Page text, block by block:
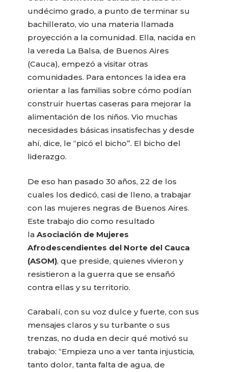
undécimo grado, a punto de terminar su
bachillerato, vio una materia llamada
proyección a la comunidad. Ella, nacida en
la vereda La Balsa, de Buenos Aires
(Cauca), empezó a visitar otras
comunidades. Para entonces la idea era
orientar a las familias sobre cómo podían
construir huertas caseras para mejorar la
alimentación de los niños. Vio muchas
necesidades básicas insatisfechas y desde
ahí, dice, le “picó el bicho”. El bicho del
liderazgo.
De eso han pasado 30 años, 22 de los
cuales los dedicó, casi de lleno, a trabajar
con las mujeres negras de Buenos Aires.
Este trabajo dio como resultado
laAsociación de Mujeres
Afrodescendientes del Norte del Cauca
(ASOM), que preside, quienes vivieron y
resistieron a la guerra que se ensañó
contra ellas y su territorio.
Carabalí, con su voz dulce y fuerte, con sus
mensajes claros y su turbante o sus
trenzas, no duda en decir qué motivó su
trabajo: “Empieza uno a ver tanta injusticia,
tanto dolor, tanta falta de agua, de